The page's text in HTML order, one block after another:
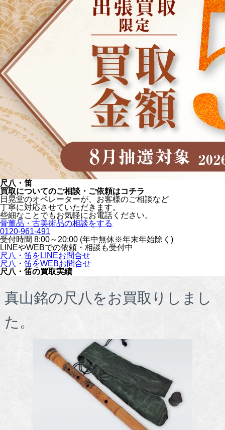
尺八・笛
買取についてのご相談・ご依頼はコチラ
日晃堂のオペレーターが、お客様のご相談など
丁寧に対応させていただきます。
些細なことでもお気軽にお電話ください。
骨董品・古美術品の相談をする
0120-961-491
受付時間 8:00～20:00 (年中無休※年末年始除く)
LINEやWEBでの依頼・相談も受付中
尺八・笛をLINEお問合せ
尺八・笛をWEBお問合せ
尺八・笛の買取実績
真山銘の尺八をお買取りしまし
た。